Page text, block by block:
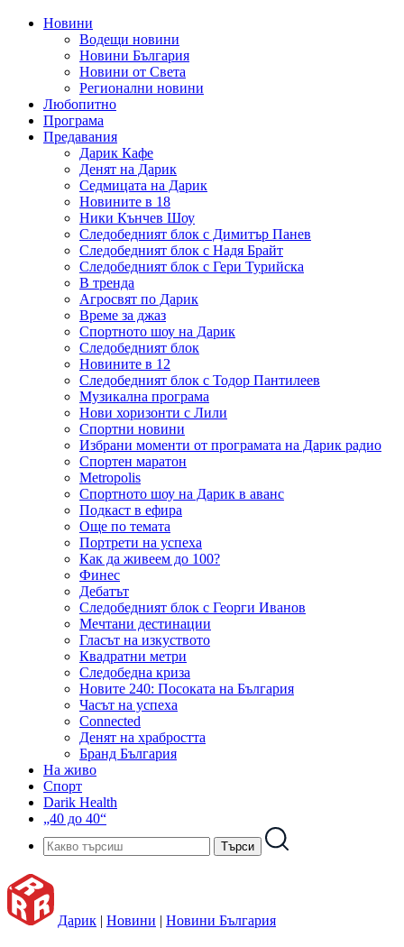
Новини
Водещи новини
Новини България
Новини от Света
Регионални новини
Любопитно
Програма
Предавания
Дарик Кафе
Денят на Дарик
Седмицата на Дарик
Новините в 18
Ники Кънчев Шоу
Следобедният блок с Димитър Панев
Следобедният блок с Надя Брайт
Следобедният блок с Гери Турийска
В тренда
Агросвят по Дарик
Време за джаз
Спортното шоу на Дарик
Следобедният блок
Новините в 12
Следобедният блок с Тодор Пантилеев
Музикална програма
Нови хоризонти с Лили
Спортни новини
Избрани моменти от програмата на Дарик радио
Спортен маратон
Metropolis
Спортното шоу на Дарик в аванс
Подкаст в ефира
Още по темата
Портрети на успеха
Как да живеем до 100?
Финес
Дебатът
Следобедният блок с Георги Иванов
Мечтани дестинации
Гласът на изкуството
Квадратни метри
Следобедна криза
Новите 240: Посоката на България
Часът на успеха
Connected
Денят на храбростта
Бранд България
На живо
Спорт
Darik Health
„40 до 40“
Дарик | Новини | Новини България